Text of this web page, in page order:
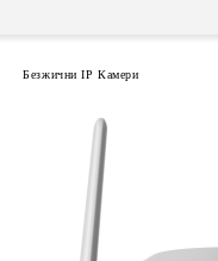
Безжични IP Камери